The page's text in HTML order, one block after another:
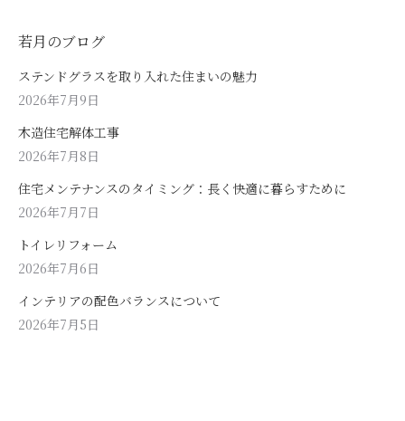
若月のブログ
ステンドグラスを取り入れた住まいの魅力
2026年7月9日
木造住宅解体工事
2026年7月8日
住宅メンテナンスのタイミング：長く快適に暮らすために
2026年7月7日
トイレリフォーム
2026年7月6日
インテリアの配色バランスについて
2026年7月5日